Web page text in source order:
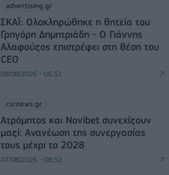
advertising.gr
ΣΚΑΪ: Ολοκληρώθηκε η θητεία του
Γρηγόρη Δημητριάδη - Ο Γιάννης
Αλαφούζος επιστρέφει στη θέση του
CEO
08/08/2026 - 06:51
csrnews.gr
Ατρόμητος και Novibet συνεχίζουν
μαζί: Ανανέωση της συνεργασίας
τους μέχρι το 2028
07/08/2026 - 08:52